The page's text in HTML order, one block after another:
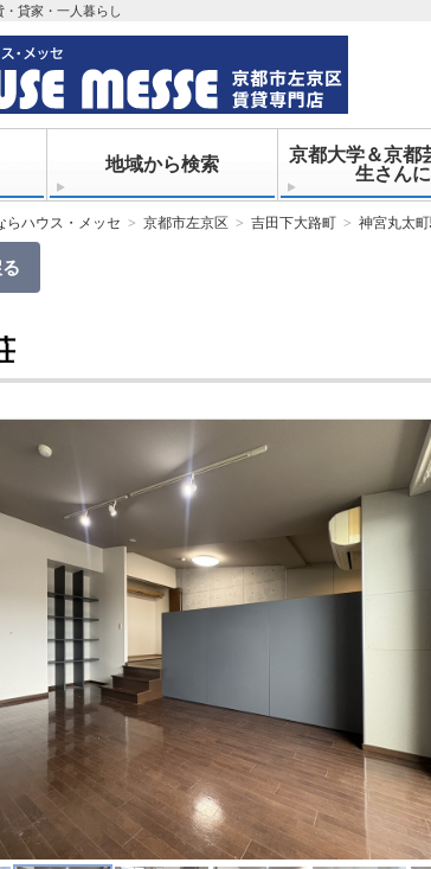
貸家・一人暮らし
地域から検索 京都大学＆京都
生さんに
らハウス・メッセ 京都市左京区 吉田下大路町 神宮丸太